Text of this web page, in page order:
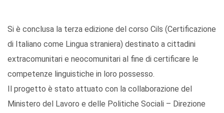
Si è conclusa la terza edizione del corso Cils (Certificazione
di Italiano come Lingua straniera) destinato a cittadini
extracomunitari e neocomunitari al fine di certificare le
competenze linguistiche in loro possesso.
Il progetto è stato attuato con la collaborazione del
Ministero del Lavoro e delle Politiche Sociali – Direzione